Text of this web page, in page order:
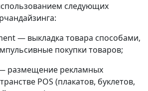
следующих
— выкладка товара способами,
покупки товаров;
размещение рекламных
POS (плакатов, буклетов,